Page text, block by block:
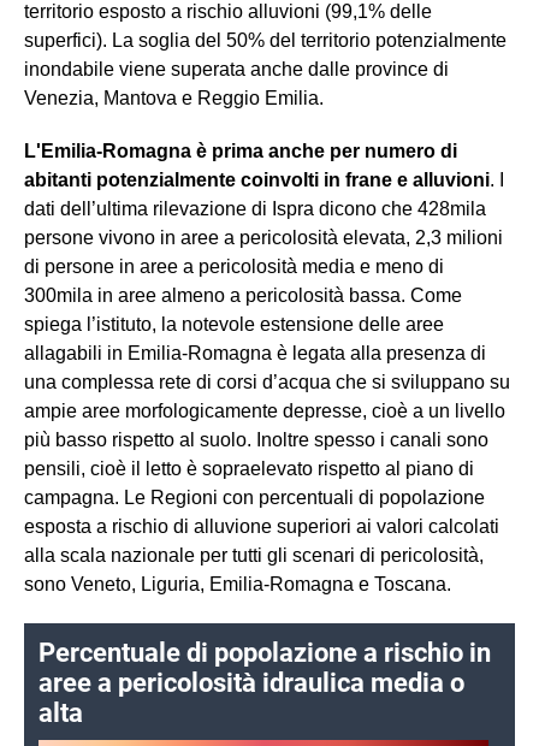
territorio esposto a rischio alluvioni (99,1% delle
superfici). La soglia del 50% del territorio potenzialmente
inondabile viene superata anche dalle province di
Venezia, Mantova e Reggio Emilia.
L'Emilia-Romagna è prima anche per numero di
abitanti potenzialmente coinvolti in frane e alluvioni. I
dati dell’ultima rilevazione di Ispra dicono che 428mila
persone vivono in aree a pericolosità elevata, 2,3 milioni
di persone in aree a pericolosità media e meno di
300mila in aree almeno a pericolosità bassa. Come
spiega l’istituto, la notevole estensione delle aree
allagabili in Emilia-Romagna è legata alla presenza di
una complessa rete di corsi d’acqua che si sviluppano su
ampie aree morfologicamente depresse, cioè a un livello
più basso rispetto al suolo. Inoltre spesso i canali sono
pensili, cioè il letto è sopraelevato rispetto al piano di
campagna. Le Regioni con percentuali di popolazione
esposta a rischio di alluvione superiori ai valori calcolati
alla scala nazionale per tutti gli scenari di pericolosità,
sono Veneto, Liguria, Emilia-Romagna e Toscana.